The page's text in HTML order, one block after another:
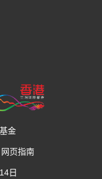
金
网页指南
日